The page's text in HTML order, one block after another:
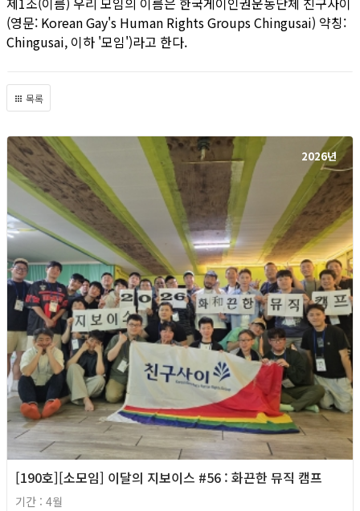
(영문: Korean Gay's Human Rights Groups Chingusai) 약칭:
Chingusai, 이하 '모임')라고 한다.
목록
2026년
[190호][소모임] 이달의 지보이스 #56 : 화끈한 뮤직 캠프
기간 : 4월